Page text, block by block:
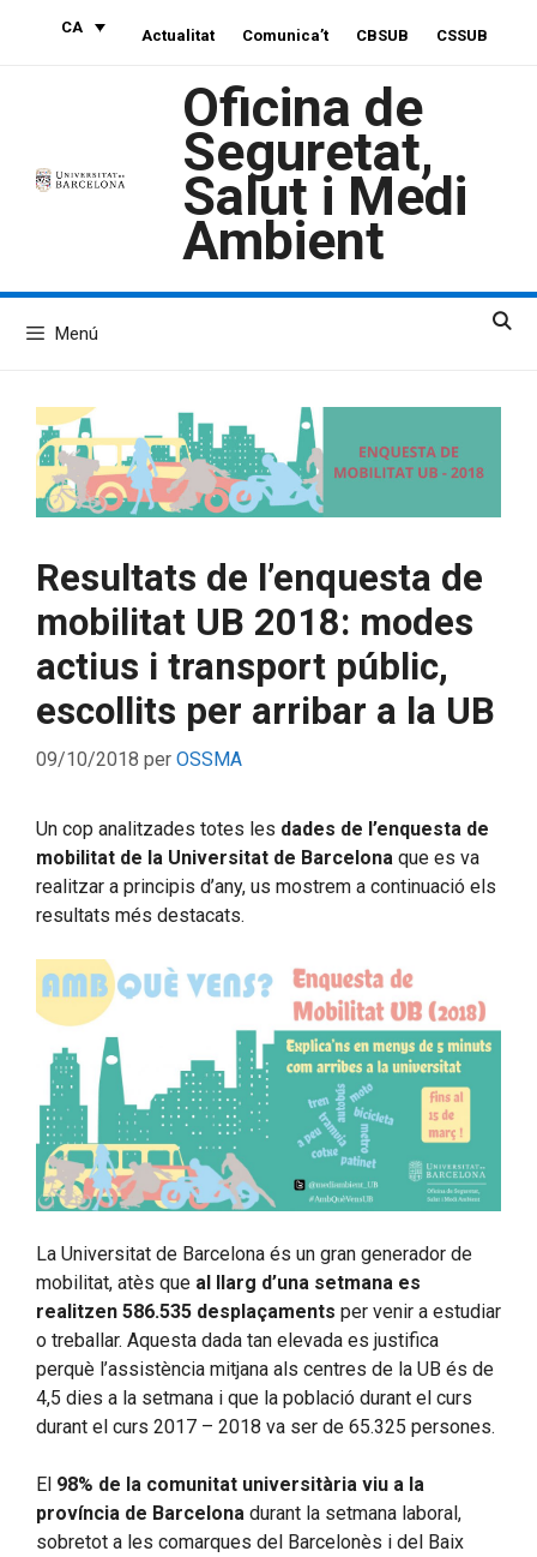
CA Actualitat Comunica’t CBSUB CSSUB
Oficina de
Seguretat,
Salut i Medi
Ambient
Menú
Resultats de l’enquesta de
mobilitat UB 2018: modes
actius i transport públic,
escollits per arribar a la UB
09/10/2018 per OSSMA
Un cop analitzades totes les dades de l’enquesta de
mobilitat de la Universitat de Barcelona que es va
realitzar a principis d’any, us mostrem a continuació els
resultats més destacats.
La Universitat de Barcelona és un gran generador de
mobilitat, atès que al llarg d’una setmana es
realitzen 586.535 desplaçaments per venir a estudiar
o treballar. Aquesta dada tan elevada es justifica
perquè l’assistència mitjana als centres de la UB és de
4,5 dies a la setmana i que la població durant el curs
durant el curs 2017 – 2018 va ser de 65.325 persones.
El 98% de la comunitat universitària viu a la
província de Barcelona durant la setmana laboral,
sobretot a les comarques del Barcelonès i del Baix